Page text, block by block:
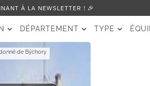
À LA NEWSLETTER ! 🎉
DÉPARTEMENT TYPE
de Býchory